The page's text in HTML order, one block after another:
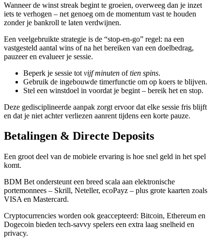
Wanneer de winst streak begint te groeien, overweeg dan je inzet
iets te verhogen – net genoeg om de momentum vast te houden
zonder je bankroll te laten verdwijnen.
Een veelgebruikte strategie is de “stop‑en‑go” regel: na een
vastgesteld aantal wins of na het bereiken van een doelbedrag,
pauzeer en evalueer je sessie.
Beperk je sessie tot vijf minuten oftien spins.
Gebruik de ingebouwde timerfunctie om op koers te blijven.
Stel een winstdoel in voordat je begint – bereik het en stop.
Deze gedisciplineerde aanpak zorgt ervoor dat elke sessie fris blijft
en dat je niet achter verliezen aanrent tijdens een korte pauze.
Betalingen & Directe Deposits
Een groot deel van de mobiele ervaring is hoe snel geld in het spel
komt.
BDM Bet ondersteunt een breed scala aan elektronische
portemonnees – Skrill, Neteller, ecoPayz – plus grote kaarten zoals
VISA en Mastercard.
Cryptocurrencies worden ook geaccepteerd: Bitcoin, Ethereum en
Dogecoin bieden tech‑savvy spelers een extra laag snelheid en
privacy.